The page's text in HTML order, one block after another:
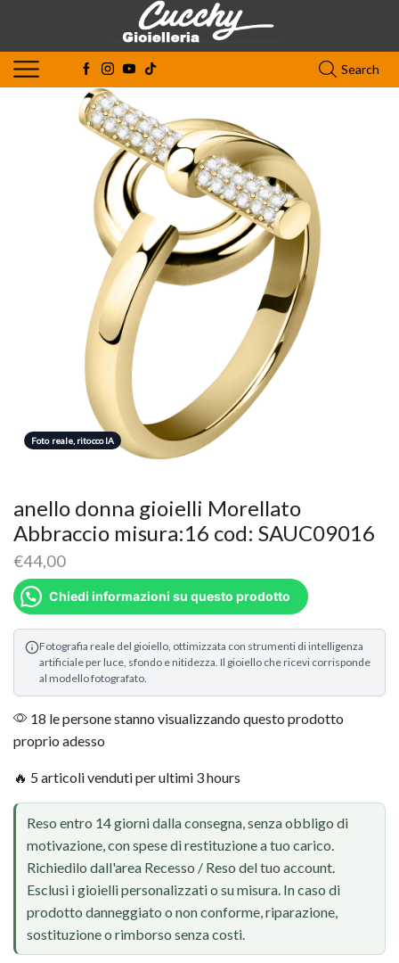
Search
Foto reale, ritocco IA
anello donna gioielli Morellato
Abbraccio misura:16 cod: SAUC09016
€44,00
Chiedi informazioni su questo prodotto
Fotografia reale del gioiello, ottimizzata con strumenti di intelligenza
artificiale per luce, sfondo e nitidezza. Il gioiello che ricevi corrisponde
al modello fotografato.
18 le persone stanno visualizzando questo prodotto
proprio adesso
🔥 5 articoli venduti per ultimi 3 hours
Reso entro 14 giorni dalla consegna, senza obbligo di
motivazione, con spese di restituzione a tuo carico.
Richiedilo dall'area Recesso / Reso del tuo account.
Esclusi i gioielli personalizzati o su misura. In caso di
prodotto danneggiato o non conforme, riparazione,
sostituzione o rimborso senza costi.